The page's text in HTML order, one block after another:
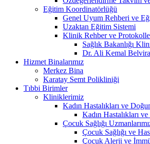
Eğitim Koordinatörlüğü
Genel Uyum Rehberi ve
Uzaktan Eğitim Sistemi
Klinik Rehber ve
Sağlık Bakanlığı
Dr. Ali Kemal
Hizmet Binalarımız
Merkez Bina
Karatay Semt Polikliniği
Tıbbi Birimler
Kliniklerimiz
Kadın Hastalıkları ve
Kadın Hastalıkları
Çocuk Sağlığı
Çocuk Sağlığı ve
Çocuk Alerji ve